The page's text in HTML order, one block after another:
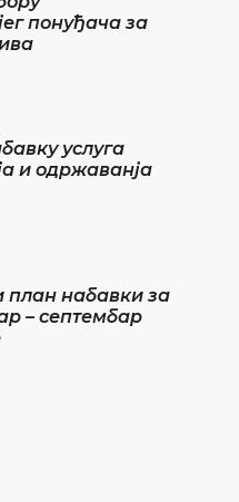
понуђача за
услуга
и одржаванја
набавки за
– септембар